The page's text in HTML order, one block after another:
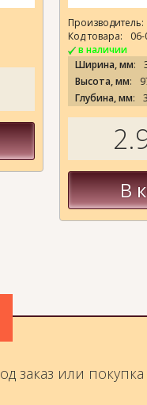
Производитель:
Код товара:
в наличии
Ширина, мм:
Высота, мм:
Глубина, мм:
В
заказ или